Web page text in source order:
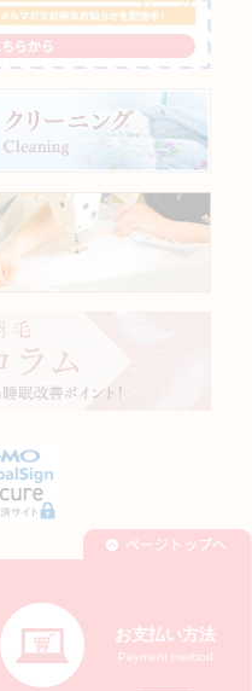
お支払い方法
Payment method